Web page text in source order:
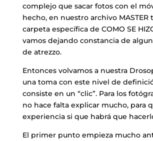
complejo que sacar fotos con el
hecho, en nuestro archivo MASTER
carpeta específica de COMO SE
vamos dejando constancia de
de atrezzo.
Entonces volvamos a nuestra
una toma con este nivel de
consiste en un “clic”. Para los
no hace falta explicar mucho, para
experiencia si que habrá que
El primer punto empieza mucho